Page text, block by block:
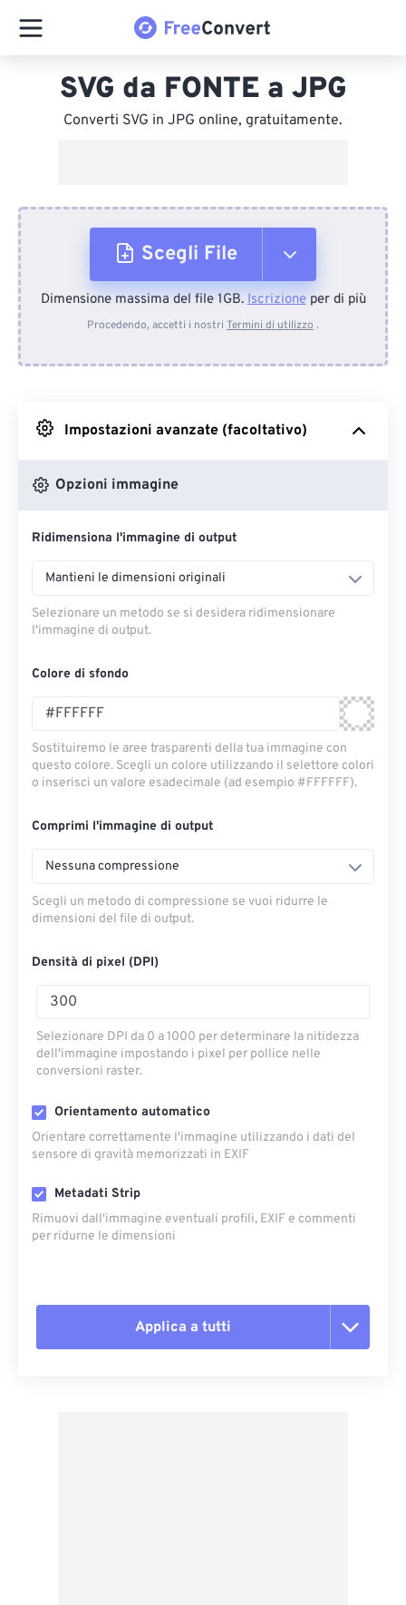
SVG da FONTE a JPG
Converti SVG in JPG online, gratuitamente.
Scegli File
Dal dispositivo
Da Google Drive
Dimensione massima del file 1GB.Iscrizioneper di più
Procedendo, accetti i nostri Termini di utilizzo .
Impostazioni avanzate (facoltativo)
Opzioni immagine
Ridimensiona l'immagine di output
Mantieni le dimensioni originali
Selezionare un metodo se si desidera ridimensionare
l'immagine di output.
Colore di sfondo
Sostituiremo le aree trasparenti della tua immagine con
questo colore. Scegli un colore utilizzando il selettore colori
o inserisci un valore esadecimale (ad esempio #FFFFFF).
Comprimi l'immagine di output
Nessuna compressione
Scegli un metodo di compressione se vuoi ridurre le
dimensioni del file di output.
Densità di pixel (DPI)
Selezionare DPI da 0 a 1000 per determinare la nitidezza
dell'immagine impostando i pixel per pollice nelle
conversioni raster.
Orientamento automatico
Orientare correttamente l'immagine utilizzando i dati del
sensore di gravità memorizzati in EXIF
Metadati Strip
Rimuovi dall'immagine eventuali profili, EXIF ​​e commenti
per ridurne le dimensioni
Applica a tutti